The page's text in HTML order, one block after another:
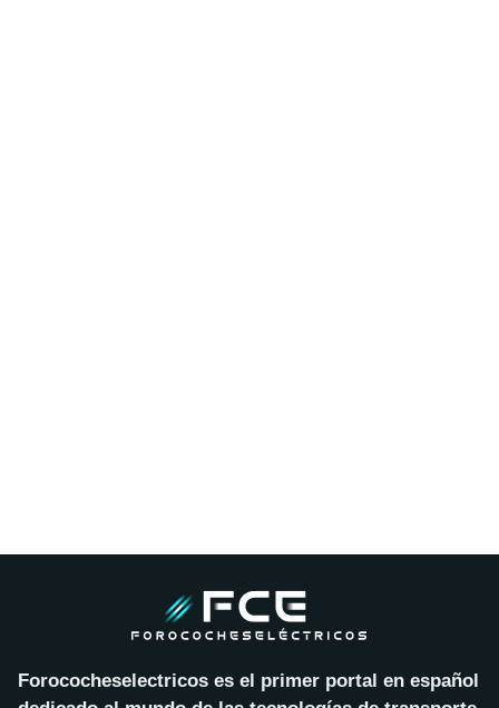
Forococheselectricos es el primer portal en español